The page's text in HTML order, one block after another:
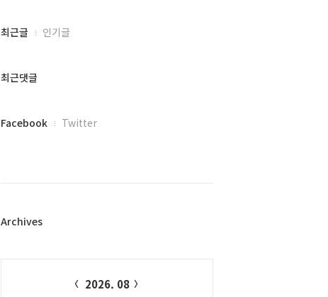
최
과
글
최근글 인기글
최근댓글
페
플
Facebook Twitter
Archives
2026. 08